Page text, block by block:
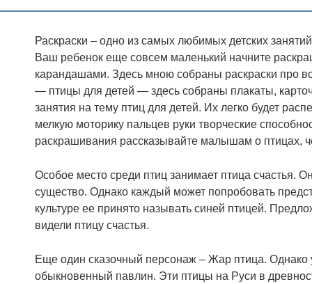
Раскраски – одно из самых любимых детских
Ваш ребенок еще совсем маленький начните
карандашами. Здесь мною собраны раскраски про
— птицы для детей — здесь собраны плакаты,
занятия на тему птиц для детей. Их легко будет
мелкую моторику пальцев руки творческие
раскрашивания рассказывайте малышам о птицах,
Особое место среди птиц занимает птица счастья.
существо. Однако каждый может попробовать
культуре ее принято называть синей птицей.
видели птицу счастья.
Еще один сказочный персонаж – Жар птица. Однако
обыкновенный павлин. Эти птицы на Руси в